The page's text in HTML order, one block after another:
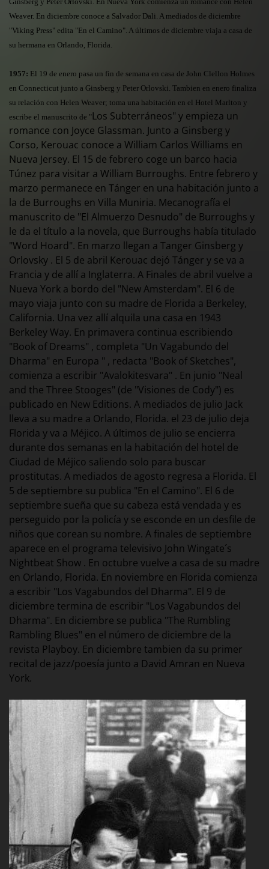
Weaver. En diciembre conoce a Salvador Dali. A mediados de diciembre
"Viking Press" edita "En el Camino". A últimos de diciembre viaja a casa de
su hermana en Orlando, Florida.
1957: El 19 de enero pasa un fin de semana en casa de John Clellon Holmes
en Connecticut junto a Ginsberg y Peter Orlovski. Tambien en enero finaliza
su relación con Helen Weaver; toma una habitación en el Hotel Marlton y
escribe el manuscrito de "Los Subterráneos" y empieza un
romance con Joyce Glassman. Junto a Ginsberg y
Corso, Kerouac conoce a William Carlos Williams en
Nueva Jersey. El 15 de febrero coge un barco hacia
Túnez para visitar a William Burroughs. Entre febrero y
marzo permanece en Tánger en una habitación junto a
la de Burroughs en Villa Muniria. Mecanografía el
manuscrito de "El Almuerzo Desnudo" de Burroughs y
le da el título a la novela, que Burroughs había titulado
"Word Hoard". En marzo llegan a Tanger Ginsberg y
Orlovsky . El 5 de abril Kerouac dejó Tánger y se va a
Francia y de allí a Inglaterra. A Finales de abril vuelve a
Nueva York a bordo del "New Amsterdam". El 6 de
mayo viaja junto con su madre de Florida a Berkeley,
California. Una vez allí alquila una casa en 1943
Berkeley Way. En primavera continua escribiendo
"Book of Dreams" , completa "Un Vagabundo del
Dharma" en Europa " , redacta "Book of Sketches",
comienza a escribir "Avalokitesvara" . En junio "Neal
and the Three Stooges" (de "Visiones de Cody") es
publicado en New Editions. A mediados de julio Jack
lleva a su madre a Orlando, Florida. el 23 de julio deja
Florida y va a Méjico. A últimos de julio se encierra
durante dos semanas en la habitación del hotel de
Ciudad de Méjico saliendo solo para buscar
prostitutas. A mediados de agosto regresa a Florida. El
5 de septiembre su publica "En el Camino". El 6 de
septiembre sueña que su cabeza está vendada y es
perseguido por la policía y se esconde en un desfile de
niños que corean su nombre. A finales de septiembre
aparece en el programa televisivo John Wingate´s
Nightbeat Show . En octubre vuelve a casa de su madre
en Orlando, Florida. En noviembre en Florida comienza
a escribir "Los Vagabundos del Dharma". El 9 de
diciembre termina de escribir "Los Vagabundos del
Dharma". En diciembre se publica "The Rumbling
Rambling Blues" en el número de diciembre de la
revista Playboy. En diciembre tambien da su primer
recital de jazz/poesía junto a David Amran en Nueva
York.